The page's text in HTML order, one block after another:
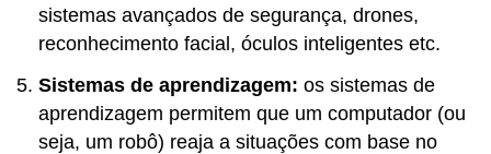
sistemas avançados de segurança, drones,
reconhecimento facial, óculos inteligentes etc.
Sistemas de aprendizagem: os sistemas de
aprendizagem permitem que um computador (ou
seja, um robô) reaja a situações com base no